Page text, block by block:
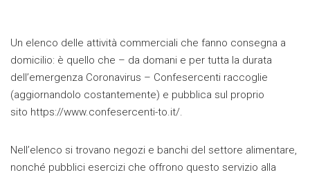
Un elenco delle attività commerciali che fanno consegna a
domicilio: è quello che – da domani e per tutta la durata
dell’emergenza Coronavirus – Confesercenti raccoglie
(aggiornandolo costantemente) e pubblica sul proprio
sito https://www.confesercenti-to.it/.
Nell’elenco si trovano negozi e banchi del settore alimentare,
nonché pubblici esercizi che offrono questo servizio alla